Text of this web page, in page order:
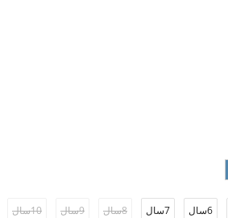
6سال 7سال 8سال 9سال 10سال